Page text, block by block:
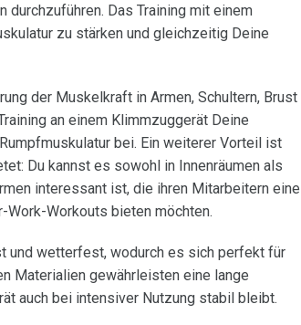
Das Training mit einem
zu stärken und gleichzeitig Deine
der Muskelkraft in Armen, Schultern, Brust
an einem Klimmzuggerät Deine
bei. Ein weiterer Vorteil ist
Du kannst es sowohl in Innenräumen als
interessant ist, die ihren Mitarbeitern eine
Workouts bieten möchten.
und wetterfest, wodurch es sich perfekt für
Materialien gewährleisten eine lange
auch bei intensiver Nutzung stabil bleibt.